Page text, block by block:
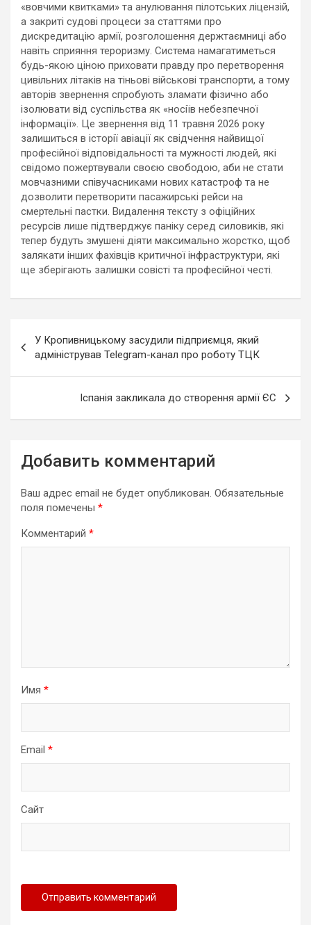
«вовчими квитками» та анулювання пілотських ліцензій,
а закриті судові процеси за статтями про
дискредитацію армії, розголошення держтаємниці або
навіть сприяння тероризму. Система намагатиметься
будь-якою ціною приховати правду про перетворення
цивільних літаків на тіньові військові транспорти, а тому
авторів звернення спробують зламати фізично або
ізолювати від суспільства як «носіїв небезпечної
інформації». Це звернення від 11 травня 2026 року
залишиться в історії авіації як свідчення найвищої
професійної відповідальності та мужності людей, які
свідомо пожертвували своєю свободою, аби не стати
мовчазними співучасниками нових катастроф та не
дозволити перетворити пасажирські рейси на
смертельні пастки. Видалення тексту з офіційних
ресурсів лише підтверджує паніку серед силовиків, які
тепер будуть змушені діяти максимально жорстко, щоб
залякати інших фахівців критичної інфраструктури, які
ще зберігають залишки совісті та професійної честі.
по
записям
У Кропивницькому засудили підприємця, який
адміністрував Telegram-канал про роботу ТЦК
Іспанія закликала до створення армії ЄС
Добавить комментарий
Ваш адрес email не будет опубликован. Обязательные
поля помечены *
Комментарий *
Имя *
Email *
Сайт